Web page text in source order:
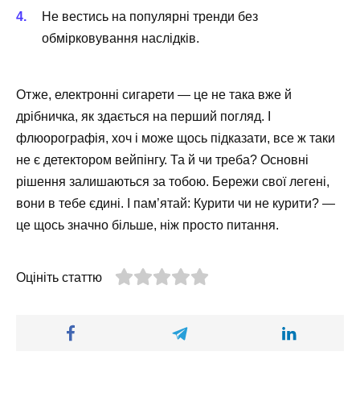
Не вестись на популярні тренди без
обмірковування наслідків.
Отже, електронні сигарети — це не така вже й
дрібничка, як здається на перший погляд. І
флюорографія, хоч і може щось підказати, все ж таки
не є детектором вейпінгу. Та й чи треба? Основні
рішення залишаються за тобою. Бережи свої легені,
вони в тебе єдині. І пам’ятай: Курити чи не курити? —
це щось значно більше, ніж просто питання.
Оцініть статтю